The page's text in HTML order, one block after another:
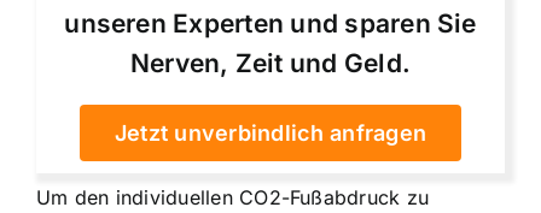
unseren Experten und sparen Sie
Nerven, Zeit und Geld.
Jetzt unverbindlich anfragen
Um den individuellen CO2-Fußabdruck zu